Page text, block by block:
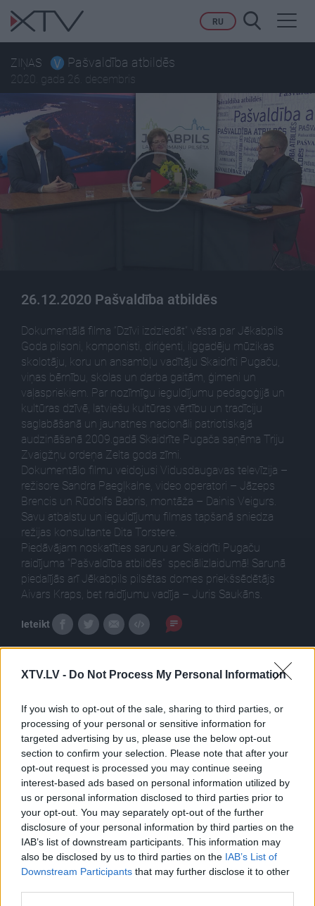
XTV.LV - Do Not Process My Personal Information
If you wish to opt-out of the sale, sharing to third parties, or
processing of your personal or sensitive information for
targeted advertising by us, please use the below opt-out
section to confirm your selection. Please note that after your
opt-out request is processed you may continue seeing
interest-based ads based on personal information utilized by
us or personal information disclosed to third parties prior to
your opt-out. You may separately opt-out of the further
disclosure of your personal information by third parties on the
IAB’s list of downstream participants. This information may
also be disclosed by us to third parties on the IAB’s List of
Downstream Participants that may further disclose it to other
RU
ZIŅAS Pašvaldība atbildēs
2020. gada 26. decembris
26.12.2020 Pašvaldība atbildēs
Dokumentālā filma “Dzīvi izdziedāt” vēsta par Jēkabpils
Goda pilsoni, komponisti, diriģenti, ilggadēju mūzikas
skolotāju, koru un ansambļu vadītāju Skaidrīti Pugaču,
viņas bērnību, skolas un darba gaitām, ģimeni un
vaļaspriekiem. Par nozīmīgu ieguldījumu pedagoģijā un
kultūras dzīvē, latviešu kultūras vērtību un tradīciju
saglabāšanā un jaunatnes nacionāli patriotiskajā
audzināšanā 2009.gadā Skaidrīte Pugača saņēma Triju
Zvaigžņu ordeņa Zelta goda zīmi.
Dokumentālo filmu veidojusi Vidusdaugavas televīzija –
režisore Sandra Paegļkalne, video operatori – Jāzeps
Brencis un Rūdolfs Babris, montāža – Dainis Veigurs.
Savu atbalstu un ieguldījumu filmas tapšanā sniedza
režijas konsultante Dita Torstere.
Piedāvājam noskatīties sarunu ar Skaidrīti Pugaču
raidījuma “Pašvaldība atbildēs” speciālizlaidumā! Sarunā
piedalījās arī Jēkabpils pilsētas domes priekšsēdētājs
Aivars Kraps, bet raidījumu vadīja – Juris Saukāns.
Ieteikt
Pilni raidījumi
00:41:24
02.03.2022 Pašvaldība
atbildēs
01:00:52
16.12.2021 Pašvaldība
atbildēs